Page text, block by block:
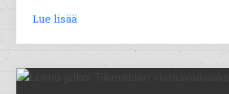
Lue lisää